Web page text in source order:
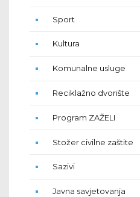
Sport
Kultura
Komunalne usluge
Reciklažno dvorište
Program ZAŽELI
Stožer civilne zaštite
Sazivi
Javna savjetovanja